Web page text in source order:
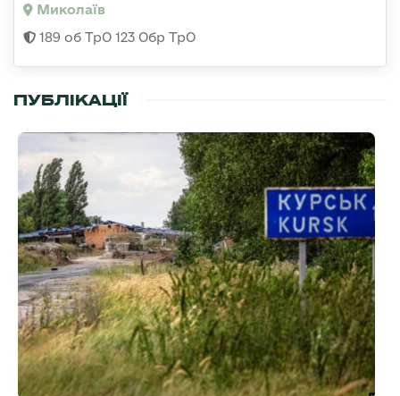
Миколаїв
189 об ТрО 123 Обр ТрО
ПУБЛІКАЦІЇ